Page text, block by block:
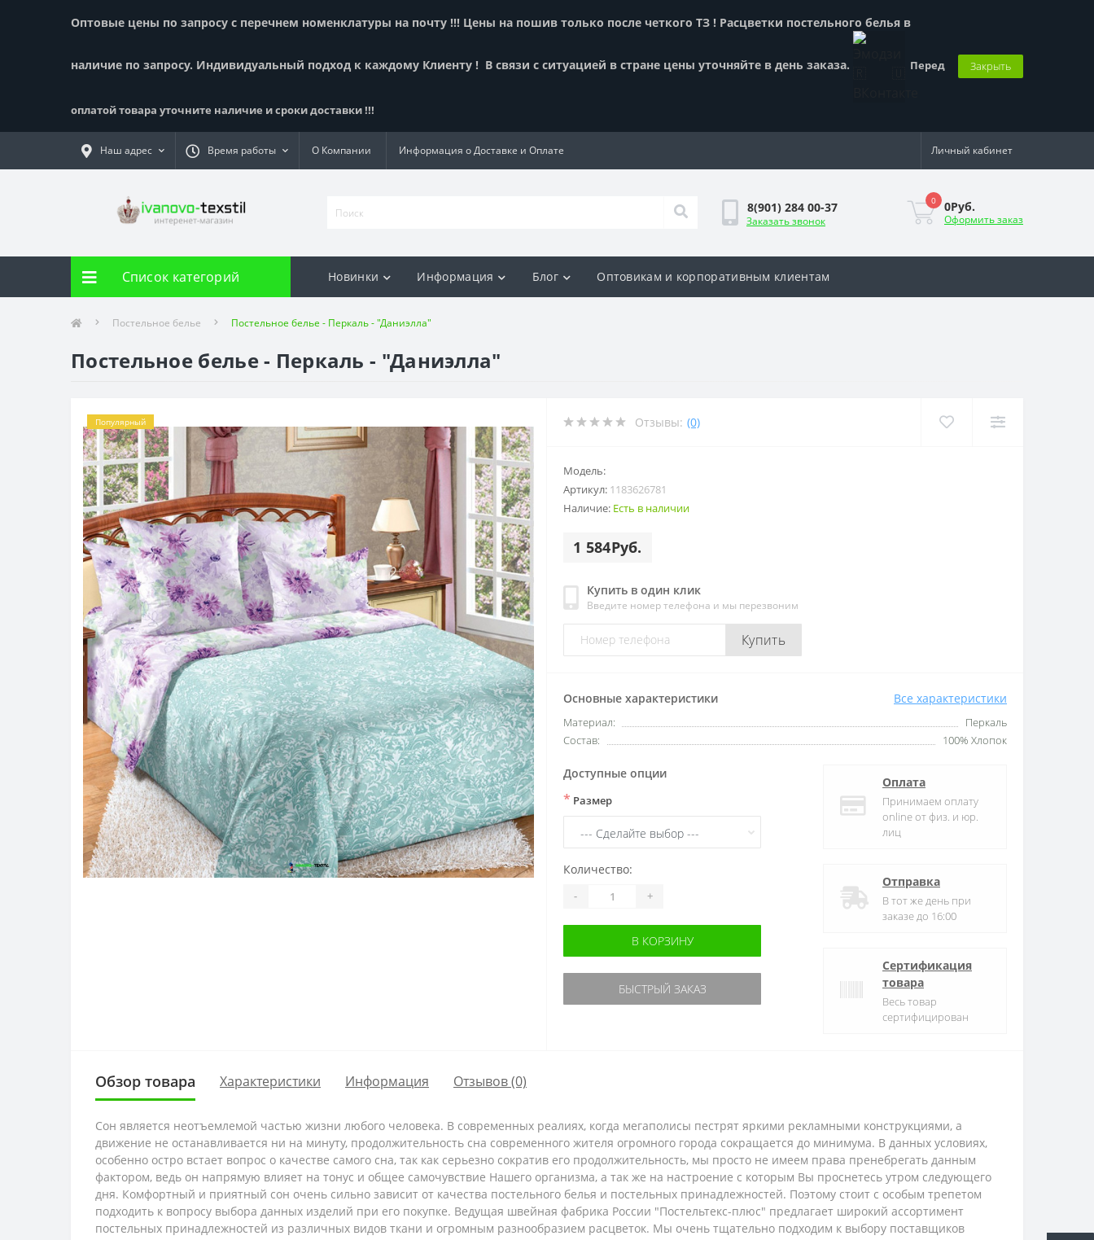
Оптовые цены по запросу с перечнем номенклатуры на почту !!! Цены на пошив только после четкого ТЗ ! Расцветки постельного белья в
наличие по запросу. Индивидуальный подход к каждому Клиенту ! В связи с ситуацией в стране цены уточняйте в день заказа. Перед
оплатой товара уточните наличие и сроки доставки !!!
Закрыть
Наш адрес Время работы О Компании Информация о Доставке и Оплате Личный кабинет
8(901) 284 00-37
Заказать звонок
0 0Руб.
Оформить заказ
Список категорий Новинки Информация Блог Оптовикам и корпоративным клиентам
Постельное белье Постельное белье - Перкаль - "Даниэлла"
Постельное белье - Перкаль - "Даниэлла"
Популярный Отзывы: (0)
Модель:
Артикул: 1183626781
Наличие: Есть в наличии
1 584Руб.
Купить в один клик
Введите номер телефона и мы перезвоним
Купить
Основные характеристики Все характеристики
Материал:
Перкаль
Состав:
100% Хлопок
Доступные опции
* Размер
Количество:
- +
В КОРЗИНУ
БЫСТРЫЙ ЗАКАЗ
Оплата
Принимаем оплату
online от физ. и юр.
лиц
Отправка
В тот же день при
заказе до 16:00
Сертификация
товара
Весь товар
сертифицирован
Обзор товара Характеристики Информация Отзывов (0)
Сон является неотъемлемой частью жизни любого человека. В современных реалиях, когда мегаполисы пестрят яркими рекламными конструкциями, а
движение не останавливается ни на минуту, продолжительность сна современного жителя огромного города сокращается до минимума. В данных условиях,
особенно остро встает вопрос о качестве самого сна, так как серьезно сократив его продолжительность, мы просто не имеем права пренебрегать данным
фактором, ведь он напрямую влияет на тонус и общее самочувствие Нашего организма, а так же на настроение с которым Вы проснетесь утром следующего
дня. Комфортный и приятный сон очень сильно зависит от качества постельного белья и постельных принадлежностей. Поэтому стоит с особым трепетом
подходить к вопросу выбора данных изделий при его покупке. Ведущая швейная фабрика России "Постельтекс-плюс" предлагает широкий ассортимент
постельных принадлежностей из различных видов ткани и огромным разнообразием расцветок. Мы очень тщательно подходим к выбору поставщиков